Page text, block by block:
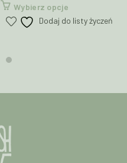
Wybierz opcjeTen
produkt
Dodaj do listy życzeń